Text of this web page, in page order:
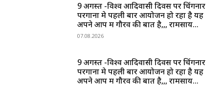
9 अगस्त -विश्व आदिवासी दिवस पर चिंगनार
परगाना मे पहली बार आयोजन हो रहा है यह
अपने आप में गौरव की बात है,,, रामसाय...
07.08.2026
9 अगस्त -विश्व आदिवासी दिवस पर चिंगनार
परगाना मे पहली बार आयोजन हो रहा है यह
अपने आप में गौरव की बात है,,, रामसाय...